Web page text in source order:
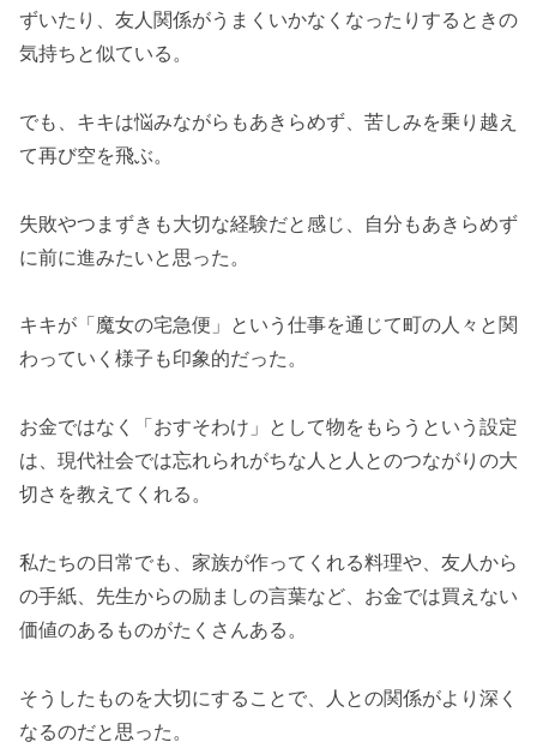
ずいたり、友人関係がうまくいかなくなったりするときの
気持ちと似ている。
でも、キキは悩みながらもあきらめず、苦しみを乗り越え
て再び空を飛ぶ。
失敗やつまずきも大切な経験だと感じ、自分もあきらめず
に前に進みたいと思った。
キキが「魔女の宅急便」という仕事を通じて町の人々と関
わっていく様子も印象的だった。
お金ではなく「おすそわけ」として物をもらうという設定
は、現代社会では忘れられがちな人と人とのつながりの大
切さを教えてくれる。
私たちの日常でも、家族が作ってくれる料理や、友人から
の手紙、先生からの励ましの言葉など、お金では買えない
価値のあるものがたくさんある。
そうしたものを大切にすることで、人との関係がより深く
なるのだと思った。